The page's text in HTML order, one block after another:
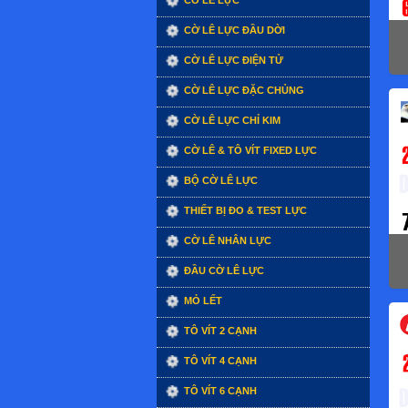
CỜ LÊ LỰC ĐẦU DỜI
CỜ LÊ LỰC ĐIỆN TỬ
CỜ LÊ LỰC ĐẶC CHỦNG
CỜ LÊ LỰC CHỈ KIM
CỜ LÊ & TÔ VÍT FIXED LỰC
BỘ CỜ LÊ LỰC
THIẾT BỊ ĐO & TEST LỰC
CỜ LÊ NHÂN LỰC
ĐẦU CỜ LÊ LỰC
MỎ LẾT
TÔ VÍT 2 CẠNH
TÔ VÍT 4 CẠNH
TÔ VÍT 6 CẠNH